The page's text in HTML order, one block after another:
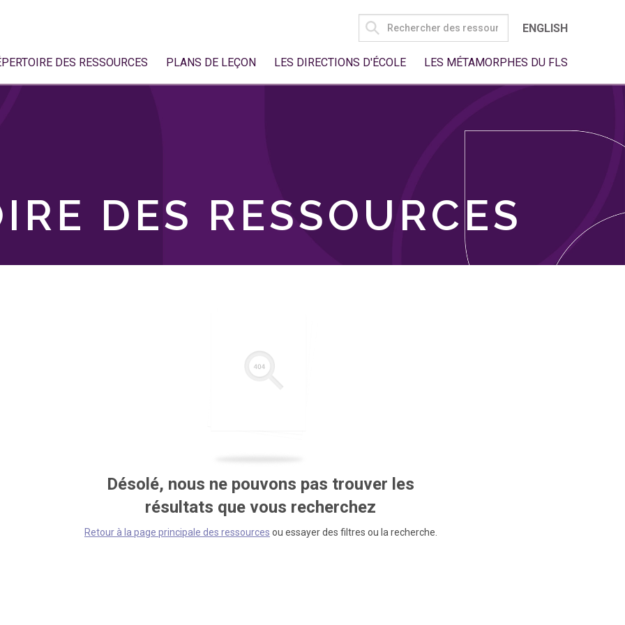
SEARCH
FOR:
ENGLISH
DES RESSOURCES PLANS DE LEÇON LES DIRECTIONS D'ÉCOLE LES MÉTAMORPHES DU FLS
DES RESSOURCES
Désolé, nous ne pouvons pas trouver les
résultats que vous recherchez
Retour à la page principale des ressources ou essayer des filtres ou la recherche.